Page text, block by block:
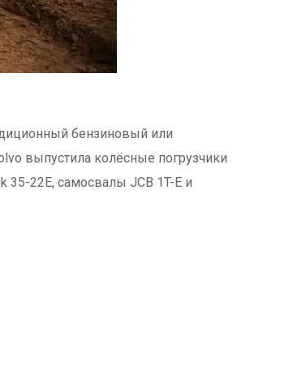
бензиновый или
выпустила колёсные погрузчики
35-22E, самосвалы JCB 1T-E и